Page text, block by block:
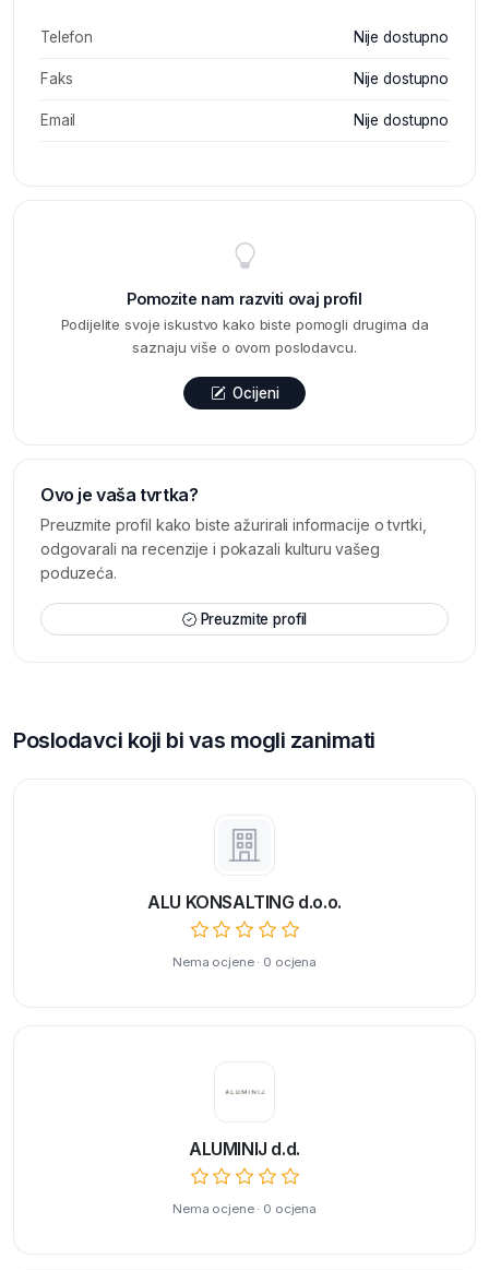
Telefon Nije dostupno
Faks Nije dostupno
Email Nije dostupno
Pomozite nam razviti ovaj profil
Podijelite svoje iskustvo kako biste pomogli drugima da
saznaju više o ovom poslodavcu.
Ocijeni
Ovo je vaša tvrtka?
Preuzmite profil kako biste ažurirali informacije o tvrtki,
odgovarali na recenzije i pokazali kulturu vašeg
poduzeća.
Preuzmite profil
Poslodavci koji bi vas mogli zanimati
ALU KONSALTING d.o.o.
Nema ocjene · 0 ocjena
ALUMINIJ d.d.
Nema ocjene · 0 ocjena